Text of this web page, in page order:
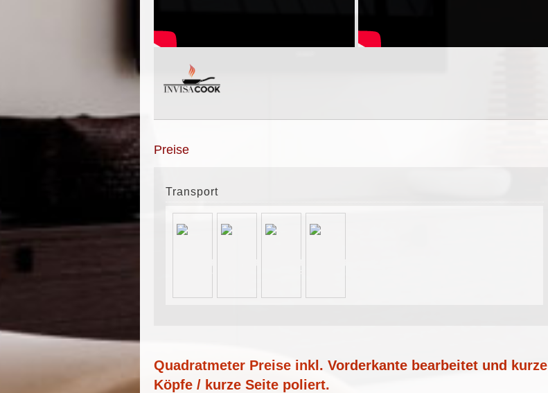
Preise
Transport
Quadratmeter Preise inkl. Vorderkante bearbeitet und kurze
Köpfe / kurze Seite poliert.